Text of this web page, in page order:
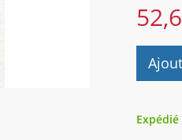
Expédié